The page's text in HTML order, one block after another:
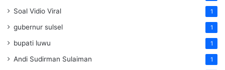
Soal Vidio Viral 1
gubernur sulsel 1
bupati luwu 1
Andi Sudirman Sulaiman 1